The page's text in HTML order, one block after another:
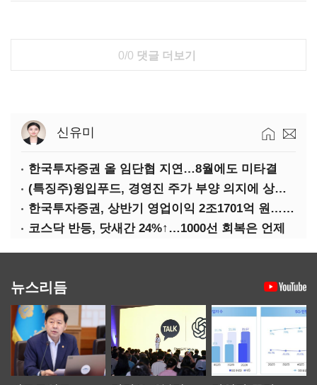
0/0 댓글 더보기
신유미
한국투자증권 올 임단협 지연…8월에도 미타결
(특징주)윙입푸드, 경영진 주가 부양 의지에 상한가
한국투자증권, 상반기 영업이익 2조1701억 원… 전년비 89.1%↑
코스닥 반등, 닷새간 24%↑…1000선 회복은 언제
뉴스리듬